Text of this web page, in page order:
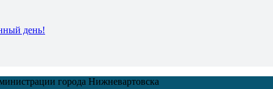
день!
города Нижневартовска